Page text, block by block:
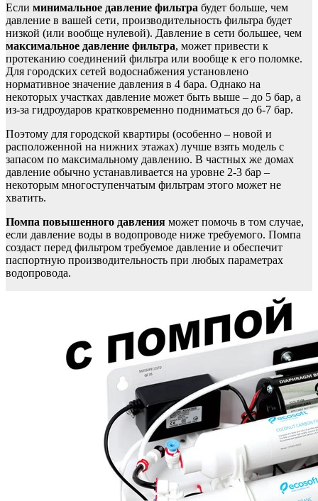
Если минимальное давление фильтра будет больше, чем
давление в вашей сети, производительность фильтра будет
низкой (или вообще нулевой). Давление в сети большее, чем
максимальное давление фильтра, может привести к
протеканию соединений фильтра или вообще к его поломке.
Для городских сетей водоснабжения установлено
нормативное значение давления в 4 бара. Однако на
некоторых участках давление может быть выше – до 5 бар, а
из-за гидроударов кратковременно подниматься до 6-7 бар.
Поэтому для городской квартиры (особенно – новой и
расположенной на нижних этажах) лучше взять модель с
запасом по максимальному давлению. В частных же домах
давление обычно устанавливается на уровне 2-3 бар –
некоторым многоступенчатым фильтрам этого может не
хватить.
Помпа повышенного давления может помочь в том случае,
если давление воды в водопроводе ниже требуемого. Помпа
создаст перед фильтром требуемое давление и обеспечит
паспортную производительность при любых параметрах
водопровода.